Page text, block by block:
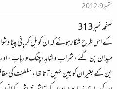
ستمبر 9، 2012
صفحہ نمبر 313
کے اس طرح شکار ہوئے کہ ان کو ہل کر پانی پینا
میدان بن گئے ، شراب و شاہد، چنگ و رباب ،
جن کے بغیر ان کو چین نہیں آتا تھا ، سلطنت کی